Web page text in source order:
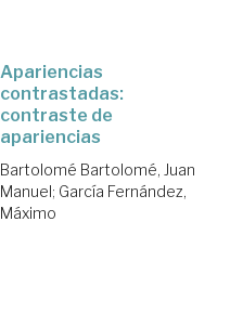
Apariencias
contrastadas:
contraste de
apariencias
Bartolomé Bartolomé, Juan
Manuel; García Fernández,
Máximo